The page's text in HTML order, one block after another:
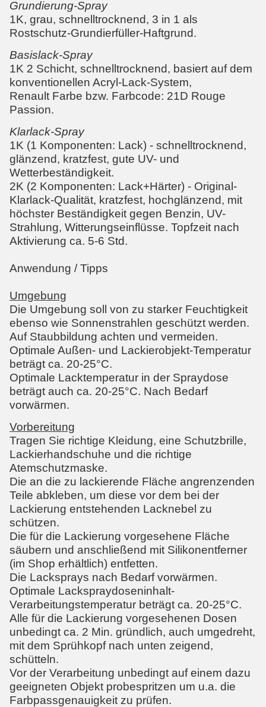
Grundierung-Spray
1K, grau, schnelltrocknend, 3 in 1 als
Rostschutz-Grundierfüller-Haftgrund.
Basislack-Spray
1K 2 Schicht, schnelltrocknend, basiert auf dem
konventionellen Acryl-Lack-System,
Renault Farbe bzw. Farbcode: 21D Rouge
Passion.
Klarlack-Spray
1K (1 Komponenten: Lack) - schnelltrocknend,
glänzend, kratzfest, gute UV- und
Wetterbeständigkeit.
2K (2 Komponenten: Lack+Härter) - Original-
Klarlack-Qualität, kratzfest, hochglänzend, mit
höchster Beständigkeit gegen Benzin, UV-
Strahlung, Witterungseinflüsse. Topfzeit nach
Aktivierung ca. 5-6 Std.
Anwendung / Tipps
Umgebung
Die Umgebung soll von zu starker Feuchtigkeit
ebenso wie Sonnenstrahlen geschützt werden.
Auf Staubbildung achten und vermeiden.
Optimale Außen- und Lackierobjekt-Temperatur
beträgt ca. 20-25°C.
Optimale Lacktemperatur in der Spraydose
beträgt auch ca. 20-25°C. Nach Bedarf
vorwärmen.
Vorbereitung
Tragen Sie richtige Kleidung, eine Schutzbrille,
Lackierhandschuhe und die richtige
Atemschutzmaske.
Die an die zu lackierende Fläche angrenzenden
Teile abkleben, um diese vor dem bei der
Lackierung entstehenden Lacknebel zu
schützen.
Die für die Lackierung vorgesehene Fläche
säubern und anschließend mit Silikonentferner
(im Shop erhältlich) entfetten.
Die Lacksprays nach Bedarf vorwärmen.
Optimale Lackspraydoseninhalt-
Verarbeitungstemperatur beträgt ca. 20-25°C.
Alle für die Lackierung vorgesehenen Dosen
unbedingt ca. 2 Min. gründlich, auch umgedreht,
mit dem Sprühkopf nach unten zeigend,
schütteln.
Vor der Verarbeitung unbedingt auf einem dazu
geeigneten Objekt probespritzen um u.a. die
Farbpassgenauigkeit zu prüfen.